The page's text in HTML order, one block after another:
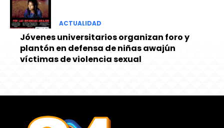
ACTUALIDAD
Jóvenes universitarios organizan foro y
plantón en defensa de niñas awajún
víctimas de violencia sexual